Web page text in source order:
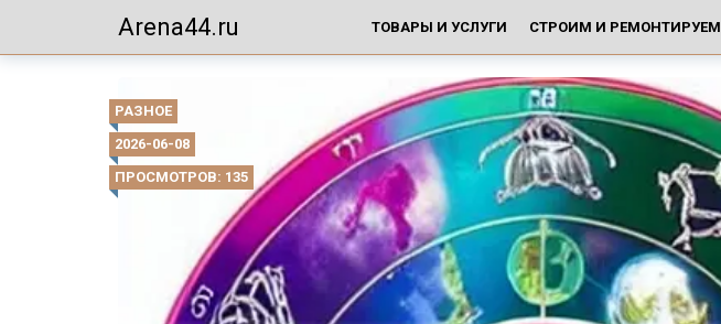
Arena44.ru ТОВАРЫ И УСЛУГИ СТРОИМ И РЕМОНТИРУЕМ
РАЗНОЕ
2026-06-08
ПРОСМОТРОВ: 135